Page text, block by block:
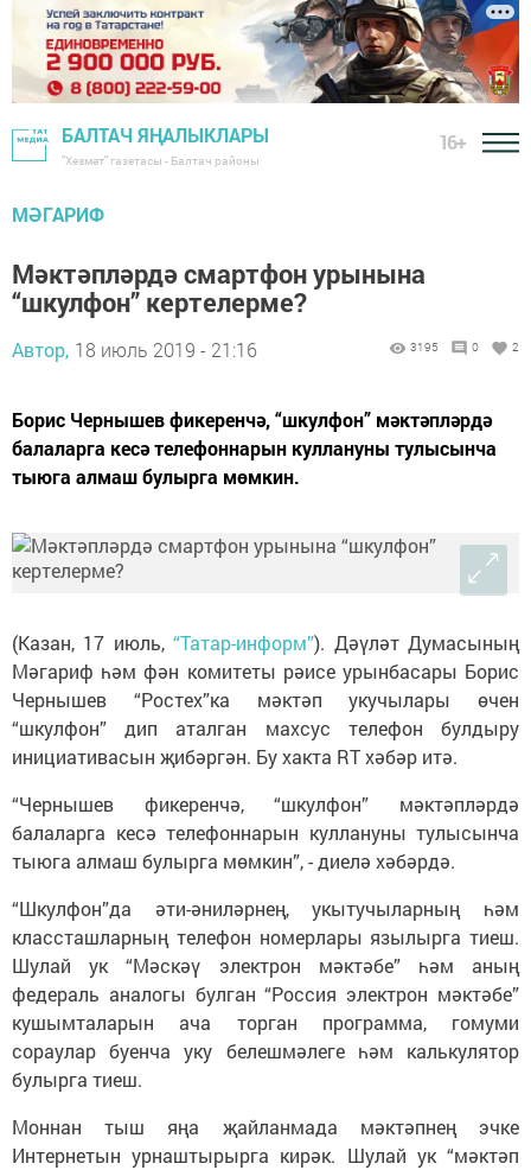
БАЛТАЧ ЯҢАЛЫКЛАРЫ
"Хезмәт" газетасы - Балтач районы
16+
МӘГАРИФ
Мәктәпләрдә смартфон урынына
“шкулфон” кертелерме?
Автор, 18 июль 2019 - 21:16 3195 0 2
Борис Чернышев фикеренчә, “шкулфон” мәктәпләрдә
балаларга кесә телефоннарын куллануны тулысынча
тыюга алмаш булырга мөмкин.
(Казан, 17 июль,“Татар-информ”). Дәүләт Думасының
Мәгариф һәм фән комитеты рәисе урынбасары Борис
Чернышев “Ростех”ка мәктәп укучылары өчен
“шкулфон” дип аталган махсус телефон булдыру
инициативасын җибәргән. Бу хакта RT хәбәр итә.
“Чернышев фикеренчә, “шкулфон” мәктәпләрдә
балаларга кесә телефоннарын куллануны тулысынча
тыюга алмаш булырга мөмкин”, - диелә хәбәрдә.
“Шкулфон”да әти-әниләрнең, укытучыларның һәм
классташларның телефон номерлары язылырга тиеш.
Шулай ук “Мәскәү электрон мәктәбе” һәм аның
федераль аналогы булган “Россия электрон мәктәбе”
кушымталарын ача торган программа, гомуми
сораулар буенча уку белешмәлеге һәм калькулятор
булырга тиеш.
Моннан тыш яңа җайланмада мәктәпнең эчке
Интернетын урнаштырырга кирәк. Шулай ук “мәктәп